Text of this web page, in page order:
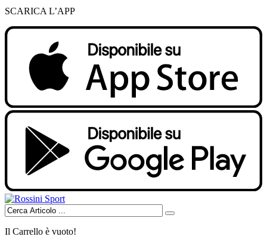
SCARICA L’APP
Il Carrello è vuoto!